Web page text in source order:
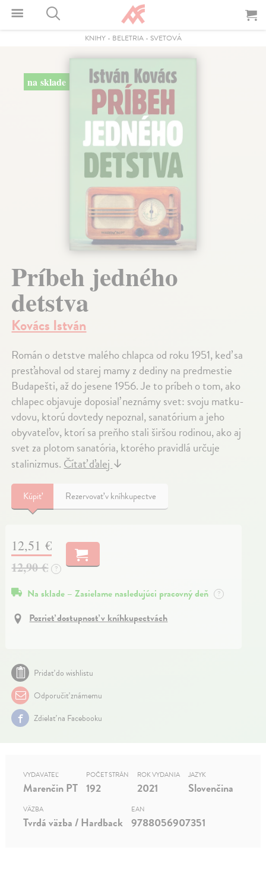
KNIHY- BELETRIA- SVETOVÁ
na sklade
Príbeh jedného
detstva
Kovács István
Román o detstve malého chlapca od roku 1951, keď sa
presťahoval od starej mamy z dediny na predmestie
Budapešti, až do jesene 1956. Je to príbeh o tom, ako
chlapec objavuje doposiaľ neznámy svet: svoju matku-
vdovu, ktorú dovtedy nepoznal, sanatórium a jeho
obyvateľov, ktorí sa preňho stali širšou rodinou, ako aj
svet za plotom sanatória, ktorého pravidlá určuje
stalinizmus.Čítať ďalej↓
Kúpiť Rezervovať v kníhkupectve
12,51 €
12,90 € ?
Na sklade – Zasielame nasledujúci pracovný deň ?
Pozrieť dostupnosť v kníhkupectvách
Pridať do wishlistu
Odporučiť známemu
Zdielať na Facebooku
VYDAVATEĽ
Marenčin PT
POČET STRÁN
192
ROK VYDANIA
2021
JAZYK
Slovenčina
VÄZBA
Tvrdá väzba / Hardback
EAN
9788056907351